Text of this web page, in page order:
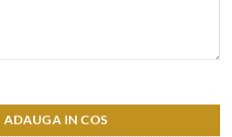
ADAUGA IN COS